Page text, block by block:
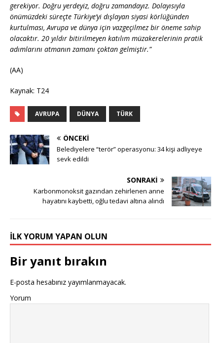
gerekiyor. Doğru yerdeyiz, doğru zamandayız. Dolayısıyla
önümüzdeki süreçte Türkiye’yi dışlayan siyasi körlüğünden
kurtulması, Avrupa ve dünya için vazgeçilmez bir öneme sahip
olacaktır. 20 yıldır bitirilmeyen katılım müzakerelerinin pratik
adımlarını atmanın zamanı çoktan gelmiştir.”
(AA)
Kaynak: T24
AVRUPA DÜNYA TÜRK
ÖNCEKI
Belediyelere “terör” operasyonu: 34 kişi adliyeye
sevk edildi
SONRAKI
Karbonmonoksit gazından zehirlenen anne
hayatını kaybetti, oğlu tedavi altına alındı
İLK YORUM YAPAN OLUN
Bir yanıt bırakın
E-posta hesabınız yayımlanmayacak.
Yorum